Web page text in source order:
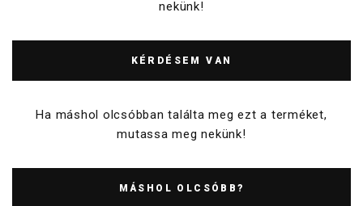
nekünk!
KÉRDÉSEM VAN
Ha máshol olcsóbban találta meg ezt a terméket,
mutassa meg nekünk!
MÁSHOL OLCSÓBB?